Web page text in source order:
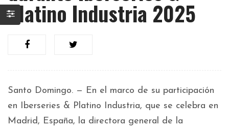
Platino Industria 2025
Santo Domingo. — En el marco de su participación
en Iberseries & Platino Industria, que se celebra en
Madrid, España, la directora general de la